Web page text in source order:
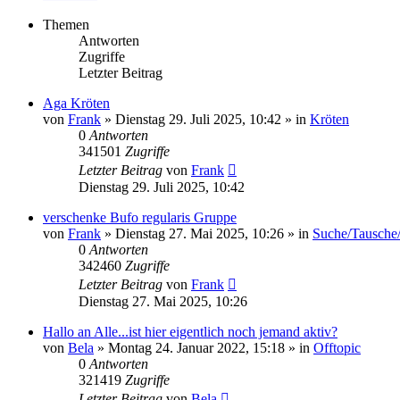
Themen
Antworten
Zugriffe
Letzter Beitrag
Aga Kröten
von Frank » Dienstag 29. Juli 2025, 10:42 » in Kröten
0 Antworten
341501 Zugriffe
Letzter Beitrag von Frank
Dienstag 29. Juli 2025, 10:42
verschenke Bufo regularis Gruppe
von Frank » Dienstag 27. Mai 2025, 10:26 » in Suche/
0 Antworten
342460 Zugriffe
Letzter Beitrag von Frank
Dienstag 27. Mai 2025, 10:26
Hallo an Alle...ist hier eigentlich noch jemand aktiv?
von Bela » Montag 24. Januar 2022, 15:18 » in Offtopic
0 Antworten
321419 Zugriffe